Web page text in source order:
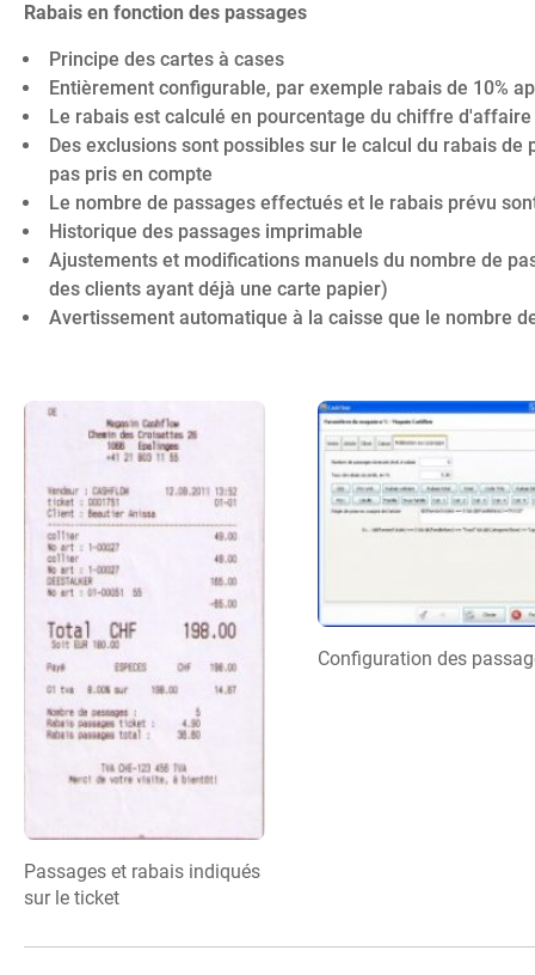
Rabais en fonction des passages
Principe des cartes à cases
Entièrement configurable, par exemple rabais de 10%
Le rabais est calculé en pourcentage du chiffre
Des exclusions sont possibles sur le calcul du rabais
pas pris en compte
Le nombre de passages effectués et le rabais prévu
Historique des passages imprimable
Ajustements et modifications manuels du nombre de
des clients ayant déjà une carte papier)
Avertissement automatique à la caisse que le nombre
Passages et rabais indiqués
sur le ticket
Configuration des